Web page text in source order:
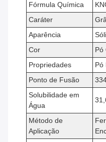
Fórmula Química
Caráter
Aparência
Cor
Pó
Propriedades
Pó
Ponto de Fusão
Solubilidade em
Água
Método de
Aplicação